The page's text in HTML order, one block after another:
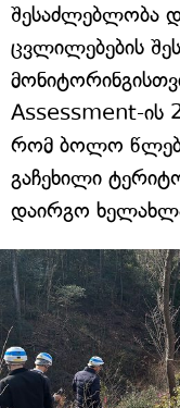
შესაძლებლობა
ცვლილებების
Assessment-ის
რომ ბოლო
გაჩეხილი
დაირგო